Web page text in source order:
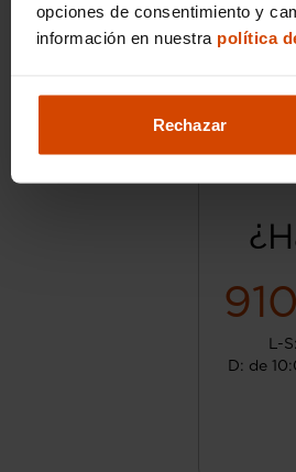
opciones de consentimiento y
información en nuestra política
Rechazar
L-
D: de